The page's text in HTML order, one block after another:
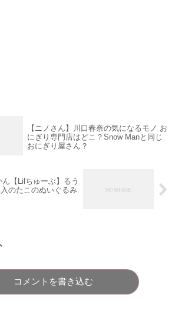
【ニノさん】川口春奈の気になるモノ お
にぎり専門店はどこ？Snow Manと同じ
おにぎり屋さん？
【Lilちゅーぶ】るう
のたこのぬいぐるみ
コメントを書き込む